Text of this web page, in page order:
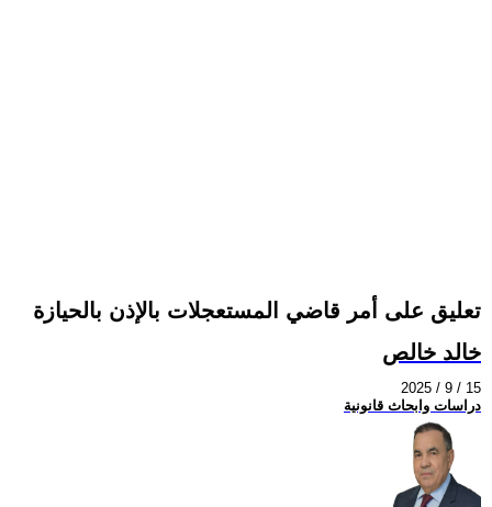
تعليق على أمر قاضي المستعجلات بالإذن بالحيازة
خالد خالص
2025 / 9 / 15
دراسات وابحاث قانونية